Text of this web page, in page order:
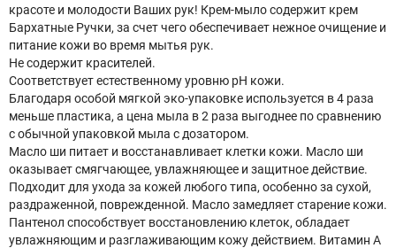
красоте и молодости Ваших рук! Крем-мыло содержит крем
Бархатные Ручки, за счет чего обеспечивает нежное очищение и
питание кожи во время мытья рук.
Не содержит красителей.
Соответствует естественному уровню pH кожи.
Благодаря особой мягкой эко-упаковке используется в 4 раза
меньше пластика, а цена мыла в 2 раза выгоднее по сравнению
с обычной упаковкой мыла с дозатором.
Масло ши питает и восстанавливает клетки кожи. Масло ши
оказывает смягчающее, увлажняющее и защитное действие.
Подходит для ухода за кожей любого типа, особенно за сухой,
раздраженной, поврежденной. Масло замедляет старение кожи.
Пантенол способствует восстановлению клеток, обладает
увлажняющим и разглаживающим кожу действием. Витамин А